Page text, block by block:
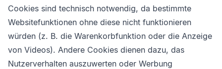
Cookies sind technisch notwendig, da bestimmte
Websitefunktionen ohne diese nicht funktionieren
würden (z. B. die Warenkorbfunktion oder die Anzeige
von Videos). Andere Cookies dienen dazu, das
Nutzerverhalten auszuwerten oder Werbung